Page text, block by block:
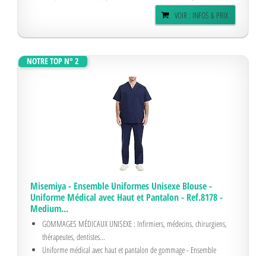
VOIR : INFOS & PRIX
NOTRE TOP N° 2
Misemiya - Ensemble Uniformes Unisexe Blouse -
Uniforme Médical avec Haut et Pantalon - Ref.8178 -
Medium...
GOMMAGES MÉDICAUX UNISEXE : Infirmiers, médecins, chirurgiens,
thérapeutes, dentistes...
Uniforme médical avec haut et pantalon de gommage - Ensemble